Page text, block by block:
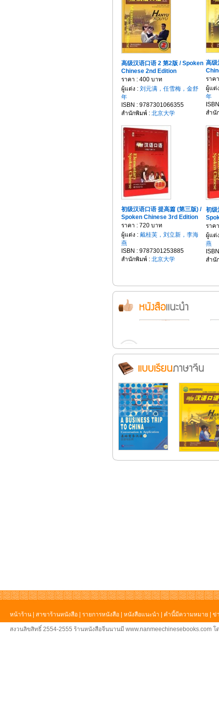
高级汉语口语 2 第2版 / Spoken
Chinese 2nd Edition
ราคา : 400 บาท
ผู้แต่ง : 刘元满，任雪梅，金舒
年
ISBN : 9787301066355
สำนักพิมพ์ : 北京大学
高级
ราค
ผู้แต่
年
สำนั
初级汉语口语 提高篇 (第三版) /
Spoken Chinese 3rd Edition
ราคา : 720 บาท
ผู้แต่ง : 戴桂芙，刘立新，李海
燕
ISBN : 9787301253885
สำนักพิมพ์ : 北京大学
初级
ราค
ผู้แต่
燕
สำนั
หน้าร้าน สาขาร้านหนังสือ รายการหนังสือ หนังสือแนะนำ คำนี้มีความหมาย ข่
สงวนลิขสิทธิ์ 2554-2555 ร้านหนังสือจีนนานมี www.nanmeechinesebooks.com